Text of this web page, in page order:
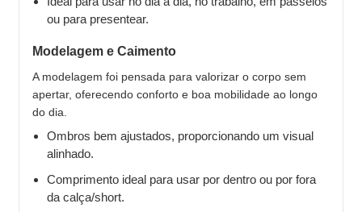
ou para presentear.
Modelagem e Caimento
A modelagem foi pensada para valorizar o corpo sem
apertar, oferecendo conforto e boa mobilidade ao longo
do dia.
Ombros bem ajustados, proporcionando um visual
alinhado.
Comprimento ideal para usar por dentro ou por fora
da calça/short.